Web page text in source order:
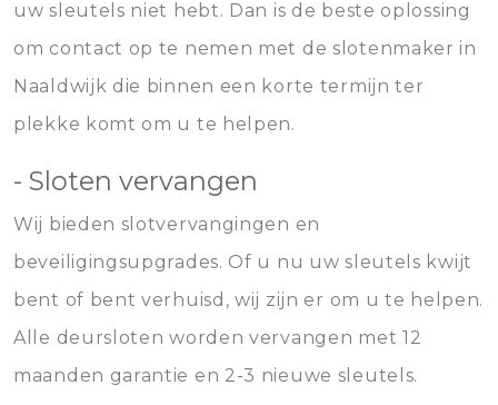
uw sleutels niet hebt. Dan is de beste oplossing
om contact op te nemen met de slotenmaker in
Naaldwijk die binnen een korte termijn ter
plekke komt om u te helpen.
- Sloten vervangen
Wij bieden slotvervangingen en
beveiligingsupgrades. Of u nu uw sleutels kwijt
bent of bent verhuisd, wij zijn er om u te helpen.
Alle deursloten worden vervangen met 12
maanden garantie en 2-3 nieuwe sleutels.